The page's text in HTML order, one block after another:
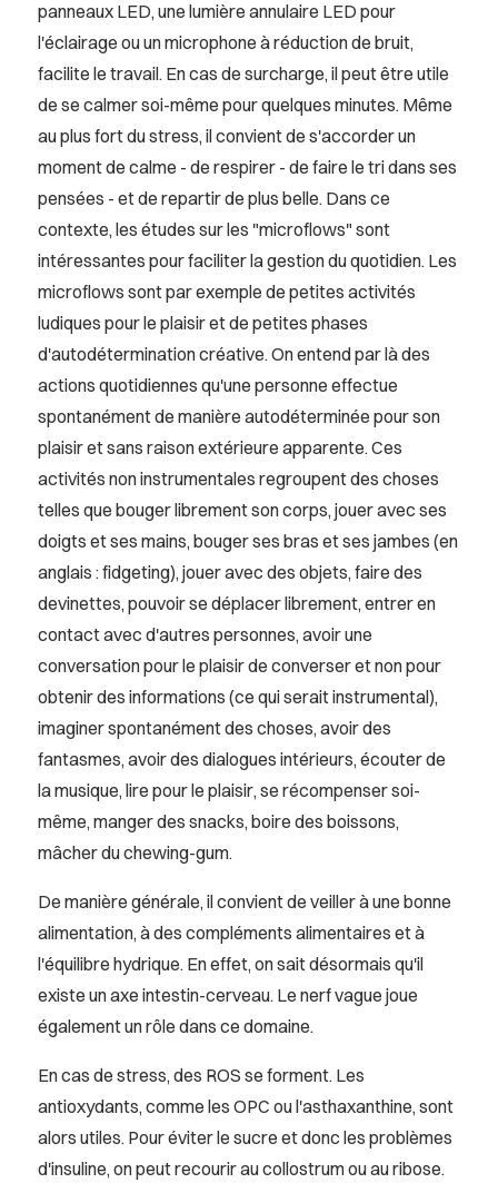
panneaux LED, une lumière annulaire LED pour
l'éclairage ou un microphone à réduction de bruit,
facilite le travail. En cas de surcharge, il peut être utile
de se calmer soi-même pour quelques minutes. Même
au plus fort du stress, il convient de s'accorder un
moment de calme - de respirer - de faire le tri dans ses
pensées - et de repartir de plus belle. Dans ce
contexte, les études sur les "microflows" sont
intéressantes pour faciliter la gestion du quotidien. Les
microflows sont par exemple de petites activités
ludiques pour le plaisir et de petites phases
d'autodétermination créative. On entend par là des
actions quotidiennes qu'une personne effectue
spontanément de manière autodéterminée pour son
plaisir et sans raison extérieure apparente. Ces
activités non instrumentales regroupent des choses
telles que bouger librement son corps, jouer avec ses
doigts et ses mains, bouger ses bras et ses jambes (en
anglais : fidgeting), jouer avec des objets, faire des
devinettes, pouvoir se déplacer librement, entrer en
contact avec d'autres personnes, avoir une
conversation pour le plaisir de converser et non pour
obtenir des informations (ce qui serait instrumental),
imaginer spontanément des choses, avoir des
fantasmes, avoir des dialogues intérieurs, écouter de
la musique, lire pour le plaisir, se récompenser soi-
même, manger des snacks, boire des boissons,
mâcher du chewing-gum.
De manière générale, il convient de veiller à une bonne
alimentation, à des compléments alimentaires et à
l'équilibre hydrique. En effet, on sait désormais qu'il
existe un axe intestin-cerveau. Le nerf vague joue
également un rôle dans ce domaine.
En cas de stress, des ROS se forment. Les
antioxydants, comme les OPC ou l'asthaxanthine, sont
alors utiles. Pour éviter le sucre et donc les problèmes
d'insuline, on peut recourir au collostrum ou au ribose.